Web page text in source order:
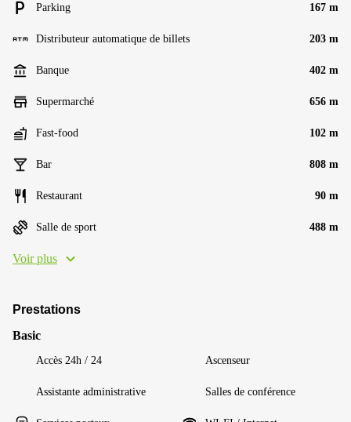
Parking 167 m
Distributeur automatique de billets 203 m
Banque 402 m
Supermarché 656 m
Fast-food 102 m
Bar 808 m
Restaurant 90 m
Salle de sport 488 m
Voir plus
Prestations
Basic
Accès 24h / 24 Ascenseur
Assistante administrative Salles de conférence